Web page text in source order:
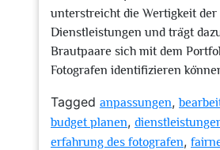
unterstreicht die Wertigkeit der
Dienstleistungen und trägt
Brautpaare sich mit dem
Fotografen identifizieren
Tagged anpassungen,
budget planen,
erfahrung des fotografen,